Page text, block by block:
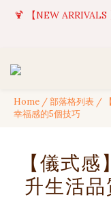
✦ 美好值得等待 | 現
🍹 【NEW
✦ 美好值得等待 | 現
Home /部落格列表 /
幸福感的5個技巧
【儀式
升生活